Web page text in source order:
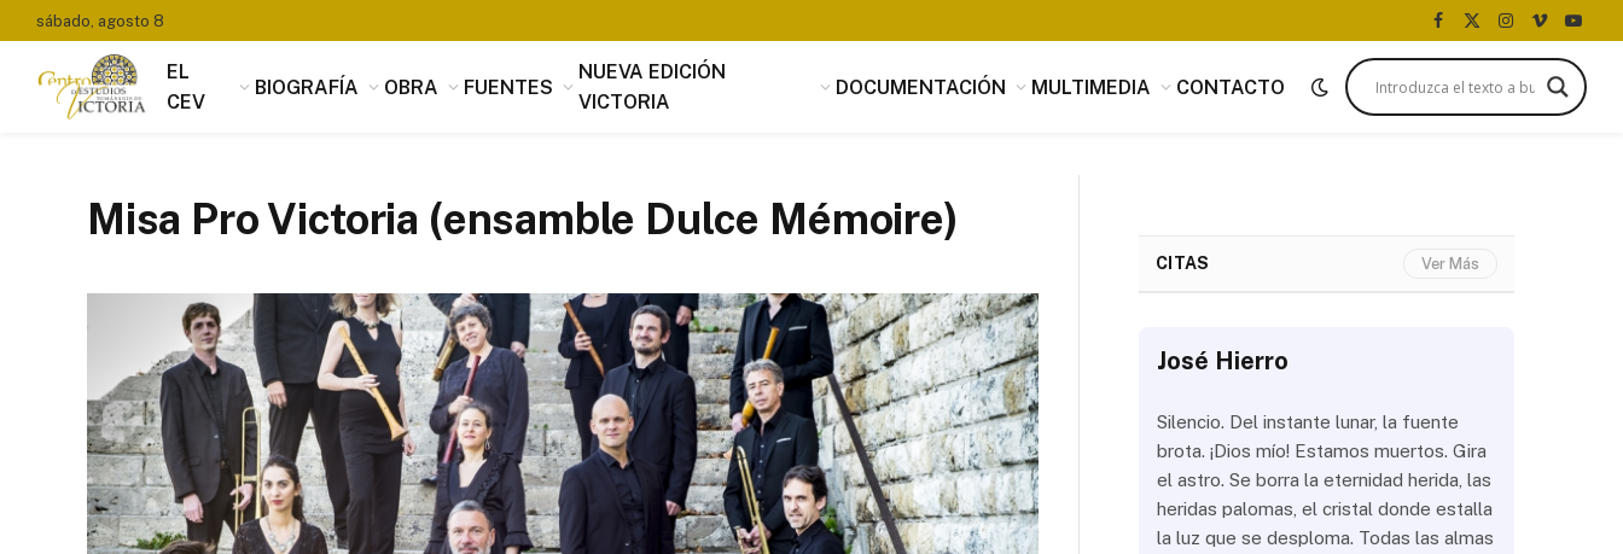
sábado, agosto 8
Facebook
X
(Twitter)
Instagram
Vimeo
EL
CEV
BIOGRAFÍA OBRA FUENTES
NUEVA EDICIÓN
VICTORIA
DOCUMENTACIÓN MULTIMEDIA CONTACTO
Misa Pro Victoria (ensamble Dulce Mémoire)
CITAS Ver Más
Tomás Luis de Victoria
Si alguien buscara utilidad, nada es más
útil que la música, que penetrando con
suavidad en los corazones a través del
mensaje de los oídos, parece servir de
provecho, no sólo al alma sino también
José Hierro
Silencio. Del instante lunar, la fuente
brota. ¡Dios mío! Estamos muertos. Gira
el astro. Se borra la eternidad herida, las
heridas palomas, el cristal donde estalla
la luz que se desploma. Todas las almas